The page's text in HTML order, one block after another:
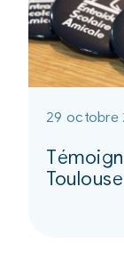
29 octobre
Toulouse